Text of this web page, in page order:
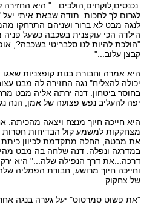
נכנסים,לוקחים,הולכים..." היא
לגרום לך לחכות. תודה שבאת איתי
לנגה מבט לא ברור ושניהם התרחקו
הילדה הכי עוקצנית בשכבה כשעל פניה
"הולכת להיות לנו סלבריטי בשכבה?,
קבצן עלוב..."
היא אמרה וחבורת בנות קופצניות
יכולה להצליח" נגה החזירה לה מבט
בחוסר ביטחון. דנה ירתה אליה מבט
יפה להעליב נפש פצועה של אמן, הנה
היא חייכה חיוך מנצח ויצאה מהכיתה.
מצחקקות למשמע קול הבדיחות
את מבטה, החלה מתקדמת לכיוון
במדרגה ונפלה. דנה שלחה בה מבט
דרכה...את דרך הנפילה שלה..." היא
וחייכה חיוך מרושע, חבורת הפמליה
של צחקוק.
"את פשוט סמרטוט" יעל גערה בנגה